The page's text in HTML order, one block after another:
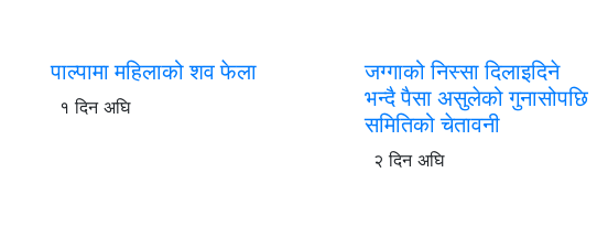
पाल्पामा महिलाको शव फेला
१ दिन अघि
जग्गाको निस्सा दिलाइदिने
भन्दै पैसा असुलेको गुनासोपछि
समितिको चेतावनी
२ दिन अघि